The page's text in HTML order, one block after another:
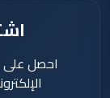
احصل على